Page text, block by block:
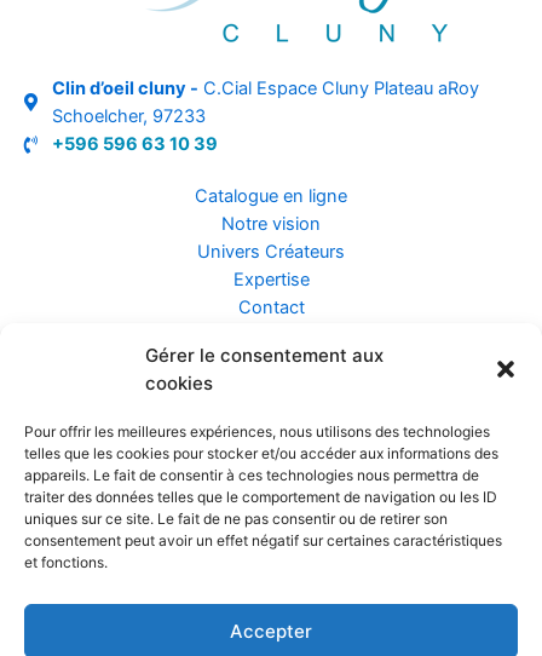
Gérer le consentement aux
cookies
Pour offrir les meilleures expériences, nous utilisons des technologies
telles que les cookies pour stocker et/ou accéder aux informations des
appareils. Le fait de consentir à ces technologies nous permettra de
traiter des données telles que le comportement de navigation ou les ID
uniques sur ce site. Le fait de ne pas consentir ou de retirer son
consentement peut avoir un effet négatif sur certaines caractéristiques
et fonctions.
Accepter
Clin d’oeil cluny - C.Cial Espace Cluny Plateau aRoy
Schoelcher, 97233
+596 596 63 10 39
Catalogue en ligne
Notre vision
Univers Créateurs
Expertise
Contact
Assurance ZEN
Confidentialité et Données
Conditions Générales de Vente